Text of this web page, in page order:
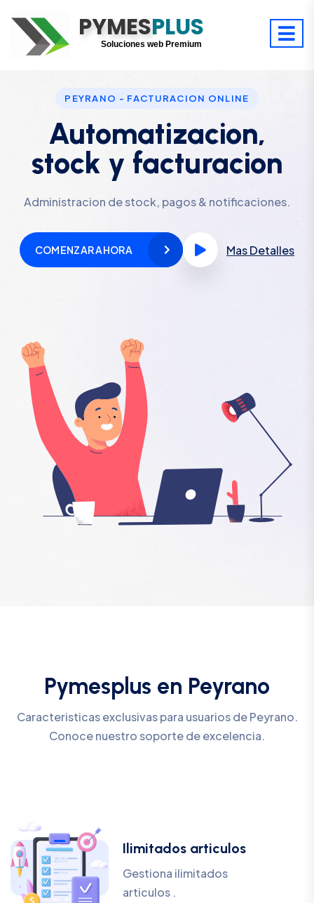
PYMESPLUS
Digitaliza tu éxito
Soluciones web Premium
PEYRANO - FACTURACION ONLINE
Automatizacion,
stock y facturacion
Administracion de stock, pagos & notificaciones.
COMENZAR AHORA Mas Detalles
Pymesplus en Peyrano
Caracteristicas exclusivas para usuarios de Peyrano.
Conoce nuestro soporte de excelencia.
Ilimitados articulos
Gestiona ilimitados
articulos .